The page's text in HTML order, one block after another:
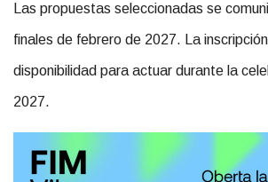
Las propuestas seleccionadas se
finales de febrero de 2027. La
disponibilidad para actuar durante la
2027.